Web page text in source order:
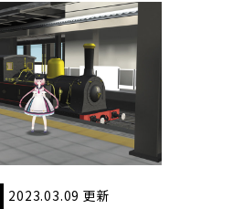
2023.03.09 更新